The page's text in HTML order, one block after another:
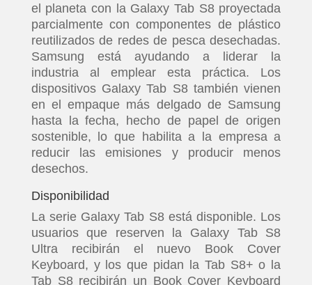
el planeta con la Galaxy Tab S8 proyectada
parcialmente con componentes de plástico
reutilizados de redes de pesca desechadas.
Samsung está ayudando a liderar la
industria al emplear esta práctica. Los
dispositivos Galaxy Tab S8 también vienen
en el empaque más delgado de Samsung
hasta la fecha, hecho de papel de origen
sostenible, lo que habilita a la empresa a
reducir las emisiones y producir menos
desechos.
Disponibilidad
La serie Galaxy Tab S8 está disponible. Los
usuarios que reserven la Galaxy Tab S8
Ultra recibirán el nuevo Book Cover
Keyboard, y los que pidan la Tab S8+ o la
Tab S8 recibirán un Book Cover Keyboard